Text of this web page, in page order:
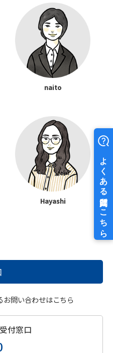
naito
Hayashi
問い合わせはこちら
付窓口